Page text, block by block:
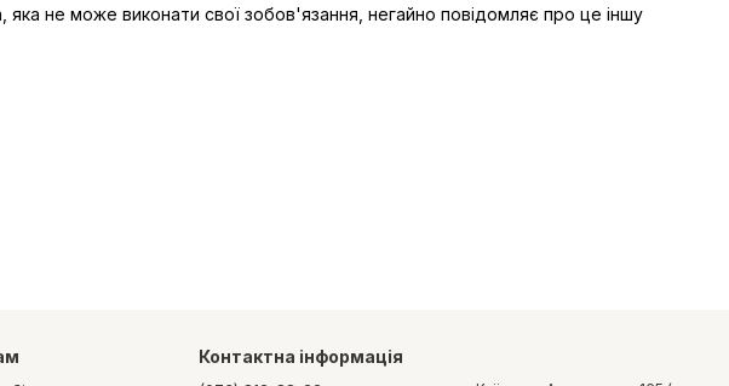
не може виконати свої зобов'язання, негайно повідомляє про це іншу
Контактна інформація